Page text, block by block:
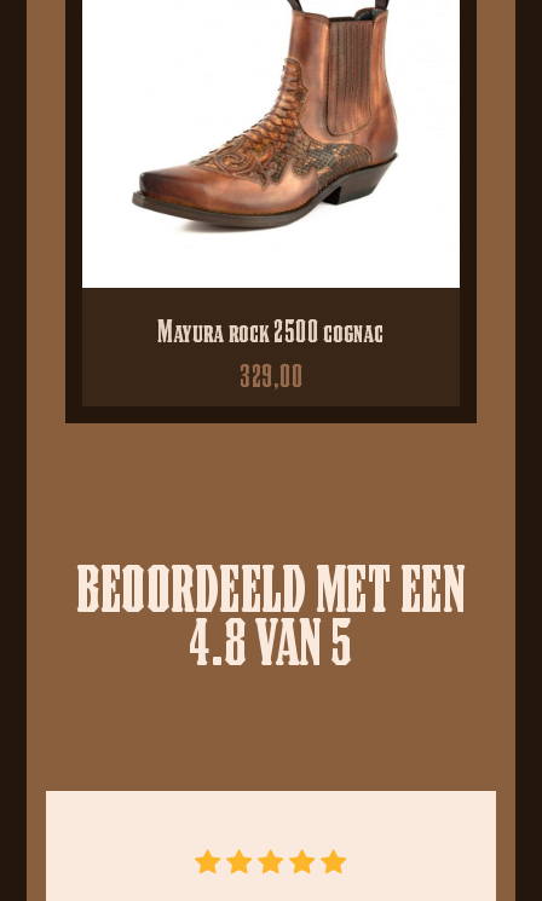
Mayura rock 2500 cognac
329,00
BEOORDEELD MET EEN
4.8 VAN 5